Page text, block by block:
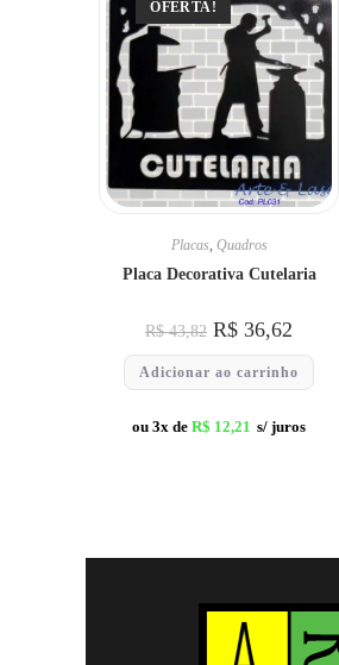
OFERTA!
Placas Quadros
Placa Decorativa Cutelaria
R$43,82 R$ 36,62
Adicionar ao carrinho
ou 3x de R$ 12,21 s/ juros